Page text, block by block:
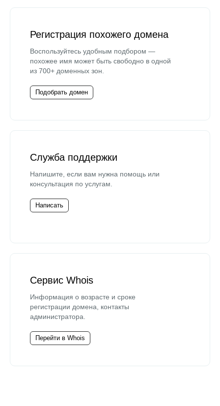
Регистрация похожего домена
Воспользуйтесь удобным подбором —
похожее имя может быть свободно в одной
из 700+ доменных зон.
Подобрать домен
Служба поддержки
Напишите, если вам нужна помощь или
консультация по услугам.
Написать
Сервис Whois
Информация о возрасте и сроке
регистрации домена, контакты
администратора.
Перейти в Whois